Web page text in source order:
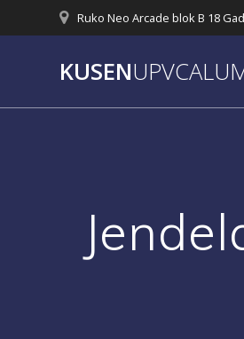
to
Ruko Neo Arcade blok B 18
KUSEN